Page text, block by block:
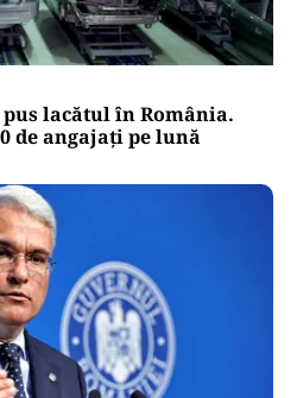
lacătul în România.
de angajați pe lună